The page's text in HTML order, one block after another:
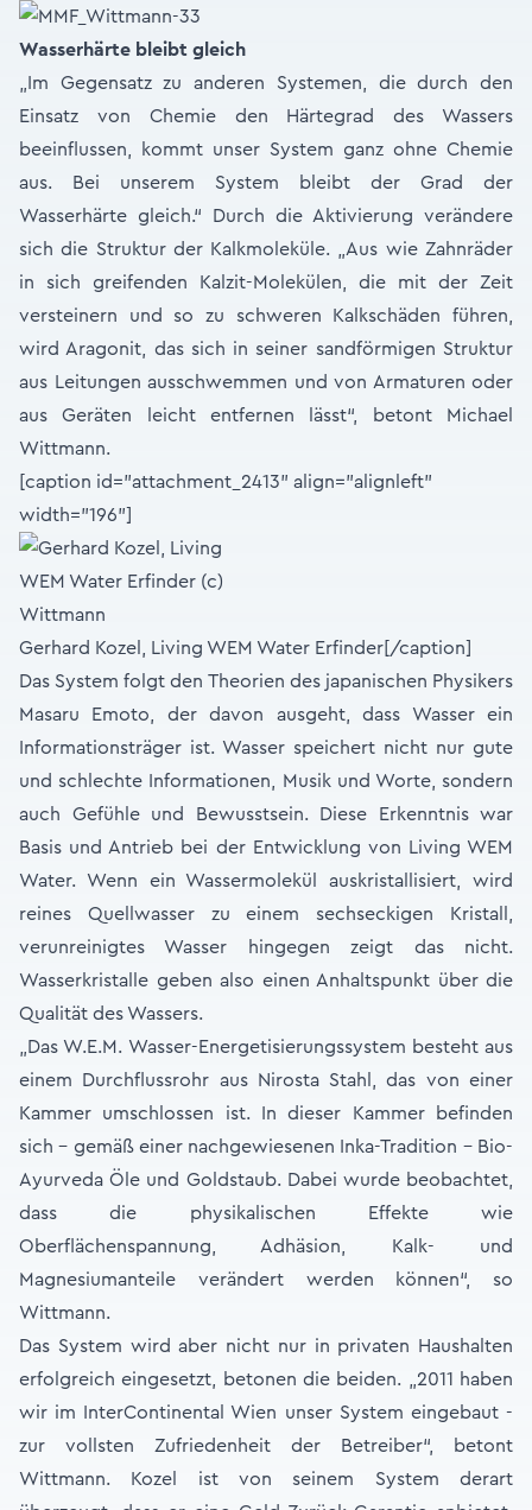
Wasserhärte bleibt gleich
„Im Gegensatz zu anderen Systemen, die durch den
Einsatz von Chemie den Härtegrad des Wassers
beeinflussen, kommt unser System ganz ohne Chemie
aus. Bei unserem System bleibt der Grad der
Wasserhärte gleich.“ Durch die Aktivierung verändere
sich die Struktur der Kalkmoleküle. „Aus wie Zahnräder
in sich greifenden Kalzit-Molekülen, die mit der Zeit
versteinern und so zu schweren Kalkschäden führen,
wird Aragonit, das sich in seiner sandförmigen Struktur
aus Leitungen ausschwemmen und von Armaturen oder
aus Geräten leicht entfernen lässt“, betont Michael
Wittmann.
[caption id="attachment_2413" align="alignleft"
width="196"]
Gerhard Kozel, Living WEM Water Erfinder[/caption]
Das System folgt den Theorien des japanischen Physikers
Masaru Emoto, der davon ausgeht, dass Wasser ein
Informationsträger ist. Wasser speichert nicht nur gute
und schlechte Informationen, Musik und Worte, sondern
auch Gefühle und Bewusstsein. Diese Erkenntnis war
Basis und Antrieb bei der Entwicklung von Living WEM
Water. Wenn ein Wassermolekül auskristallisiert, wird
reines Quellwasser zu einem sechseckigen Kristall,
verunreinigtes Wasser hingegen zeigt das nicht.
Wasserkristalle geben also einen Anhaltspunkt über die
Qualität des Wassers.
„Das W.E.M. Wasser-Energetisierungssystem besteht aus
einem Durchflussrohr aus Nirosta Stahl, das von einer
Kammer umschlossen ist. In dieser Kammer befinden
sich - gemäß einer nachgewiesenen Inka-Tradition - Bio-
Ayurveda Öle und Goldstaub. Dabei wurde beobachtet,
dass die physikalischen Effekte wie
Oberflächenspannung, Adhäsion, Kalk- und
Magnesiumanteile verändert werden können“, so
Wittmann.
Das System wird aber nicht nur in privaten Haushalten
erfolgreich eingesetzt, betonen die beiden. „2011 haben
wir im InterContinental Wien unser System eingebaut -
zur vollsten Zufriedenheit der Betreiber“, betont
Wittmann. Kozel ist von seinem System derart